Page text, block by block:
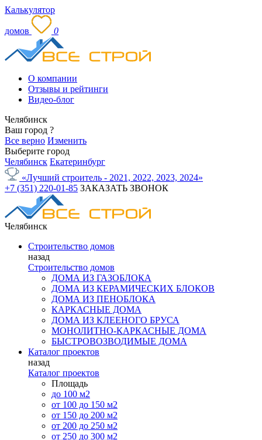
Калькулятор
домов 0
О компании
Отзывы и рейтинги
Видео-блог
Челябинск
Ваш город ?
Все верно Изменить
Выберите город
Челябинск Екатеринбург
«Лучший строитель - 2021, 2022, 2023, 2024»
+7 (351) 220-01-85 ЗАКАЗАТЬ ЗВОНОК
Челябинск
Строительство домов
назад
Строительство домов
ДОМА ИЗ ГАЗОБЛОКА
ДОМА ИЗ КЕРАМИЧЕСКИХ БЛОКОВ
ДОМА ИЗ ПЕНОБЛОКА
КАРКАСНЫЕ ДОМА
ДОМА ИЗ КЛЕЕНОГО БРУСА
МОНОЛИТНО-КАРКАСНЫЕ ДОМА
БЫСТРОВОЗВОДИМЫЕ ДОМА
Каталог проектов
назад
Каталог проектов
Площадь
до 100 м2
от 100 до 150 м2
от 150 до 200 м2
от 200 до 250 м2
от 250 до 300 м2